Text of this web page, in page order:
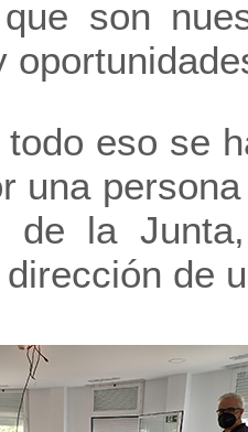
son
eso se
una
de la
de